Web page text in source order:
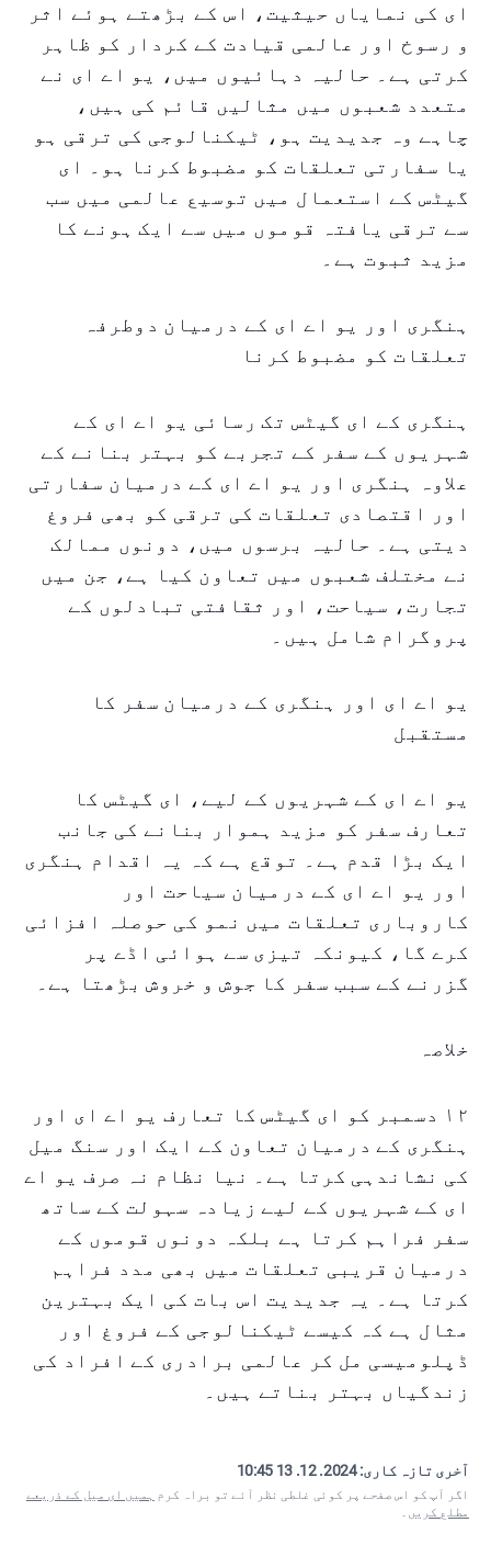
ای کی نمایاں حیثیت، اس کے بڑھتے ہوئے اثر
و رسوخ اور عالمی قیادت کے کردار کو ظاہر
کرتی ہے۔ حالیہ دہائیوں میں، یو اے ای نے
متعدد شعبوں میں مثالیں قائم کی ہیں،
چاہے وہ جدیدیت ہو، ٹیکنالوجی کی ترقی ہو
یا سفارتی تعلقات کو مضبوط کرنا ہو۔ ای
گیٹس کے استعمال میں توسیع عالمی میں سب
سے ترقی یافتہ قوموں میں سے ایک ہونے کا
مزید ثبوت ہے۔
ہنگری اور یو اے ای کے درمیان دوطرفہ
تعلقات کو مضبوط کرنا
ہنگری کے ای گیٹس تک رسائی یو اے ای کے
شہریوں کے سفر کے تجربے کو بہتر بنانے کے
علاوہ ہنگری اور یو اے ای کے درمیان سفارتی
اور اقتصادی تعلقات کی ترقی کو بھی فروغ
دیتی ہے۔ حالیہ برسوں میں، دونوں ممالک
نے مختلف شعبوں میں تعاون کیا ہے، جن میں
تجارت، سیاحت، اور ثقافتی تبادلوں کے
پروگرام شامل ہیں۔
یو اے ای اور ہنگری کے درمیان سفر کا
مستقبل
یو اے ای کے شہریوں کے لیے، ای گیٹس کا
تعارف سفر کو مزید ہموار بنانے کی جانب
ایک بڑا قدم ہے۔ توقع ہے کہ یہ اقدام ہنگری
اور یو اے ای کے درمیان سیاحت اور
کاروباری تعلقات میں نمو کی حوصلہ افزائی
کرے گا، کیونکہ تیزی سے ہوائی اڈے پر
گزرنے کے سبب سفر کا جوش و خروش بڑھتا ہے۔
خلاصہ
۱۲ دسمبر کو ای گیٹس کا تعارف یو اے ای اور
ہنگری کے درمیان تعاون کے ایک اور سنگ میل
کی نشاندہی کرتا ہے۔ نیا نظام نہ صرف یو اے
ای کے شہریوں کے لیے زیادہ سہولت کے ساتھ
سفر فراہم کرتا ہے بلکہ دونوں قوموں کے
درمیان قریبی تعلقات میں بھی مدد فراہم
کرتا ہے۔ یہ جدیدیت اس بات کی ایک بہترین
مثال ہے کہ کیسے ٹیکنالوجی کے فروغ اور
ڈپلومیسی مل کر عالمی برادری کے افراد کی
زندگیاں بہتر بناتے ہیں۔
آخری تازہ کاری:2024. 12. 13 10:45
اگر آپ کو اس صفحے پر کوئی غلطی نظر آئے تو براہ کرم ہمیں ای میل کے ذریعے
مطلع کریں ۔